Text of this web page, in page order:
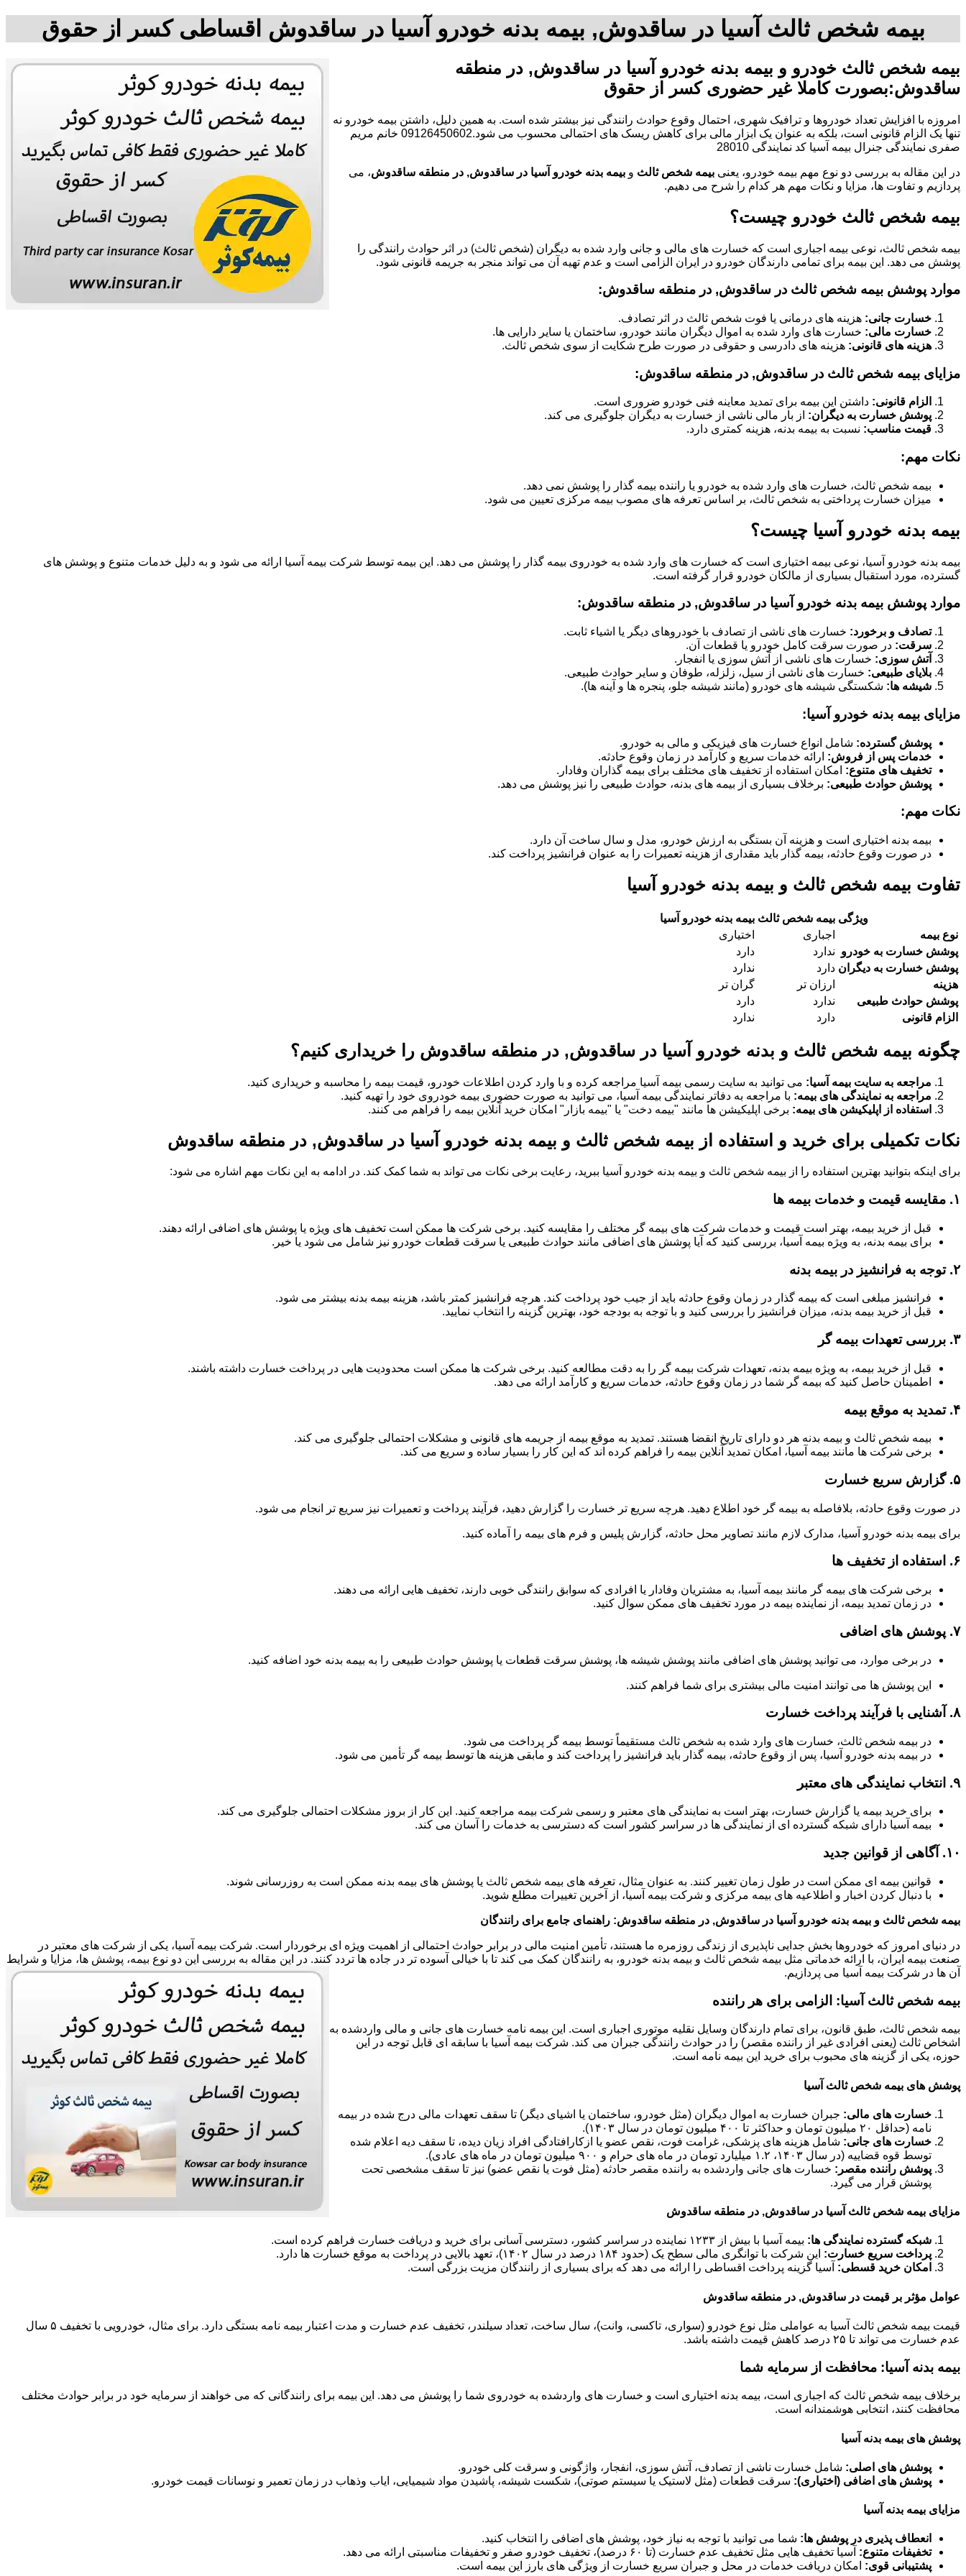
بیمه شخص ثالث آسیا در ساقدوش, بیمه بدنه خودرو آسیا در ساقدوش اقساطی کسر از حقوق
بیمه شخص ثالث خودرو و بیمه بدنه خودرو آسیا در ساقدوش, در منطقه
ساقدوش:بصورت کاملا غیر حضوری کسر از حقوق
امروزه با افزایش تعداد خودروها و ترافیک شهری، احتمال وقوع حوادث رانندگی نیز بیشتر شده است. به همین دلیل، داشتن بیمه خودرو نه
تنها یک الزام قانونی است، بلکه به عنوان یک ابزار مالی برای کاهش ریسک های احتمالی محسوب می شود.09126450602 خانم مریم
صفری نمایندگی جنرال بیمه آسیا کد نمایندگی 28010
در این مقاله به بررسی دو نوع مهم بیمه خودرو، یعنی بیمه شخص ثالث و بیمه بدنه خودرو آسیا در ساقدوش, در منطقه ساقدوش، می
پردازیم و تفاوت ها، مزایا و نکات مهم هر کدام را شرح می دهیم.
بیمه شخص ثالث خودرو چیست؟
بیمه شخص ثالث، نوعی بیمه اجباری است که خسارت های مالی و جانی وارد شده به دیگران (شخص ثالث) در اثر حوادث رانندگی را
پوشش می دهد. این بیمه برای تمامی دارندگان خودرو در ایران الزامی است و عدم تهیه آن می تواند منجر به جریمه قانونی شود.
موارد پوشش بیمه شخص ثالث در ساقدوش, در منطقه ساقدوش:
خسارت جانی: هزینه های درمانی یا فوت شخص ثالث در اثر تصادف.
خسارت مالی: خسارت های وارد شده به اموال دیگران مانند خودرو، ساختمان یا سایر دارایی ها.
هزینه های قانونی: هزینه های دادرسی و حقوقی در صورت طرح شکایت از سوی شخص ثالث.
مزایای بیمه شخص ثالث در ساقدوش, در منطقه ساقدوش:
الزام قانونی: داشتن این بیمه برای تمدید معاینه فنی خودرو ضروری است.
پوشش خسارت به دیگران: از بار مالی ناشی از خسارت به دیگران جلوگیری می کند.
قیمت مناسب: نسبت به بیمه بدنه، هزینه کمتری دارد.
نکات مهم:
بیمه شخص ثالث، خسارت های وارد شده به خودرو یا راننده بیمه گذار را پوشش نمی دهد.
میزان خسارت پرداختی به شخص ثالث، بر اساس تعرفه های مصوب بیمه مرکزی تعیین می شود.
بیمه بدنه خودرو آسیا چیست؟
بیمه بدنه خودرو آسیا، نوعی بیمه اختیاری است که خسارت های وارد شده به خودروی بیمه گذار را پوشش می دهد. این بیمه توسط شرکت بیمه آسیا ارائه می شود و به دلیل خدمات متنوع و پوشش های
گسترده، مورد استقبال بسیاری از مالکان خودرو قرار گرفته است.
موارد پوشش بیمه بدنه خودرو آسیا در ساقدوش, در منطقه ساقدوش:
تصادف و برخورد: خسارت های ناشی از تصادف با خودروهای دیگر یا اشیاء ثابت.
سرقت: در صورت سرقت کامل خودرو یا قطعات آن.
آتش سوزی: خسارت های ناشی از آتش سوزی یا انفجار.
بلایای طبیعی: خسارت های ناشی از سیل، زلزله، طوفان و سایر حوادث طبیعی.
شیشه ها: شکستگی شیشه های خودرو (مانند شیشه جلو، پنجره ها و آینه ها).
مزایای بیمه بدنه خودرو آسیا:
پوشش گسترده: شامل انواع خسارت های فیزیکی و مالی به خودرو.
خدمات پس از فروش: ارائه خدمات سریع و کارآمد در زمان وقوع حادثه.
تخفیف های متنوع: امکان استفاده از تخفیف های مختلف برای بیمه گذاران وفادار.
پوشش حوادث طبیعی: برخلاف بسیاری از بیمه های بدنه، حوادث طبیعی را نیز پوشش می دهد.
نکات مهم:
بیمه بدنه اختیاری است و هزینه آن بستگی به ارزش خودرو، مدل و سال ساخت آن دارد.
در صورت وقوع حادثه، بیمه گذار باید مقداری از هزینه تعمیرات را به عنوان فرانشیز پرداخت کند.
تفاوت بیمه شخص ثالث و بیمه بدنه خودرو آسیا
ویژگی بیمه شخص ثالث بیمه بدنه خودرو آسیا
نوع بیمه
اجباری
اختیاری
پوشش خسارت به خودرو ندارد
دارد
پوشش خسارت به دیگران دارد
ندارد
هزینه
ارزان تر
گران تر
پوشش حوادث طبیعی
ندارد
دارد
الزام قانونی
دارد ندارد
چگونه بیمه شخص ثالث و بدنه خودرو آسیا در ساقدوش, در منطقه ساقدوش را خریداری کنیم؟
مراجعه به سایت بیمه آسیا: می توانید به سایت رسمی بیمه آسیا مراجعه کرده و با وارد کردن اطلاعات خودرو، قیمت بیمه را محاسبه و خریداری کنید.
مراجعه به نمایندگی های بیمه: با مراجعه به دفاتر نمایندگی بیمه آسیا، می توانید به صورت حضوری بیمه خودروی خود را تهیه کنید.
استفاده از اپلیکیشن های بیمه: برخی اپلیکیشن ها مانند "بیمه دخت" یا "بیمه بازار" امکان خرید آنلاین بیمه را فراهم می کنند.
نکات تکمیلی برای خرید و استفاده از بیمه شخص ثالث و بیمه بدنه خودرو آسیا در ساقدوش, در منطقه ساقدوش
برای اینکه بتوانید بهترین استفاده را از بیمه شخص ثالث و بیمه بدنه خودرو آسیا ببرید، رعایت برخی نکات می تواند به شما کمک کند. در ادامه به این نکات مهم اشاره می شود:
۱. مقایسه قیمت و خدمات بیمه ها
قبل از خرید بیمه، بهتر است قیمت و خدمات شرکت های بیمه گر مختلف را مقایسه کنید. برخی شرکت ها ممکن است تخفیف های ویژه یا پوشش های اضافی ارائه دهند.
برای بیمه بدنه، به ویژه بیمه آسیا، بررسی کنید که آیا پوشش های اضافی مانند حوادث طبیعی یا سرقت قطعات خودرو نیز شامل می شود یا خیر.
۲. توجه به فرانشیز در بیمه بدنه
فرانشیز مبلغی است که بیمه گذار در زمان وقوع حادثه باید از جیب خود پرداخت کند. هرچه فرانشیز کمتر باشد، هزینه بیمه بدنه بیشتر می شود.
قبل از خرید بیمه بدنه، میزان فرانشیز را بررسی کنید و با توجه به بودجه خود، بهترین گزینه را انتخاب نمایید.
۳. بررسی تعهدات بیمه گر
قبل از خرید بیمه، به ویژه بیمه بدنه، تعهدات شرکت بیمه گر را به دقت مطالعه کنید. برخی شرکت ها ممکن است محدودیت هایی در پرداخت خسارت داشته باشند.
اطمینان حاصل کنید که بیمه گر شما در زمان وقوع حادثه، خدمات سریع و کارآمد ارائه می دهد.
۴. تمدید به موقع بیمه
بیمه شخص ثالث و بیمه بدنه هر دو دارای تاریخ انقضا هستند. تمدید به موقع بیمه از جریمه های قانونی و مشکلات احتمالی جلوگیری می کند.
برخی شرکت ها مانند بیمه آسیا، امکان تمدید آنلاین بیمه را فراهم کرده اند که این کار را بسیار ساده و سریع می کند.
۵. گزارش سریع خسارت
در صورت وقوع حادثه، بلافاصله به بیمه گر خود اطلاع دهید. هرچه سریع تر خسارت را گزارش دهید، فرآیند پرداخت و تعمیرات نیز سریع تر انجام می شود.
برای بیمه بدنه خودرو آسیا، مدارک لازم مانند تصاویر محل حادثه، گزارش پلیس و فرم های بیمه را آماده کنید.
۶. استفاده از تخفیف ها
برخی شرکت های بیمه گر مانند بیمه آسیا، به مشتریان وفادار یا افرادی که سوابق رانندگی خوبی دارند، تخفیف هایی ارائه می دهند.
در زمان تمدید بیمه، از نماینده بیمه در مورد تخفیف های ممکن سوال کنید.
۷. پوشش های اضافی
در برخی موارد، می توانید پوشش های اضافی مانند پوشش شیشه ها، پوشش سرقت قطعات یا پوشش حوادث طبیعی را به بیمه بدنه خود اضافه کنید.
این پوشش ها می توانند امنیت مالی بیشتری برای شما فراهم کنند.
۸. آشنایی با فرآیند پرداخت خسارت
در بیمه شخص ثالث، خسارت های وارد شده به شخص ثالث مستقیماً توسط بیمه گر پرداخت می شود.
در بیمه بدنه خودرو آسیا، پس از وقوع حادثه، بیمه گذار باید فرانشیز را پرداخت کند و مابقی هزینه ها توسط بیمه گر تأمین می شود.
۹. انتخاب نمایندگی های معتبر
برای خرید بیمه یا گزارش خسارت، بهتر است به نمایندگی های معتبر و رسمی شرکت بیمه مراجعه کنید. این کار از بروز مشکلات احتمالی جلوگیری می کند.
بیمه آسیا دارای شبکه گسترده ای از نمایندگی ها در سراسر کشور است که دسترسی به خدمات را آسان می کند.
۱۰. آگاهی از قوانین جدید
قوانین بیمه ای ممکن است در طول زمان تغییر کنند. به عنوان مثال، تعرفه های بیمه شخص ثالث یا پوشش های بیمه بدنه ممکن است به روزرسانی شوند.
با دنبال کردن اخبار و اطلاعیه های بیمه مرکزی و شرکت بیمه آسیا، از آخرین تغییرات مطلع شوید.
بیمه شخص ثالث و بیمه بدنه خودرو آسیا در ساقدوش, در منطقه ساقدوش: راهنمای جامع برای رانندگان
در دنیای امروز که خودروها بخش جدایی ناپذیری از زندگی روزمره ما هستند، تأمین امنیت مالی در برابر حوادث احتمالی از اهمیت ویژه ای برخوردار است. شرکت بیمه آسیا، یکی از شرکت های معتبر در
صنعت بیمه ایران، با ارائه خدماتی مثل بیمه شخص ثالث و بیمه بدنه خودرو، به رانندگان کمک می کند تا با خیالی آسوده تر در جاده ها تردد کنند. در این مقاله به بررسی این دو نوع بیمه، پوشش ها، مزایا و شرایط
آن ها در شرکت بیمه آسیا می پردازیم.
بیمه شخص ثالث آسیا: الزامی برای هر راننده
بیمه شخص ثالث، طبق قانون، برای تمام دارندگان وسایل نقلیه موتوری اجباری است. این بیمه نامه خسارت های جانی و مالی واردشده به
اشخاص ثالث (یعنی افرادی غیر از راننده مقصر) را در حوادث رانندگی جبران می کند. شرکت بیمه آسیا با سابقه ای قابل توجه در این
حوزه، یکی از گزینه های محبوب برای خرید این بیمه نامه است.
پوشش های بیمه شخص ثالث آسیا
خسارت های مالی: جبران خسارت به اموال دیگران (مثل خودرو، ساختمان یا اشیای دیگر) تا سقف تعهدات مالی درج شده در بیمه
نامه (حداقل ۲۰ میلیون تومان و حداکثر تا ۴۰۰ میلیون تومان در سال ۱۴۰۳).
خسارت های جانی: شامل هزینه های پزشکی، غرامت فوت، نقص عضو یا ازکارافتادگی افراد زیان دیده، تا سقف دیه اعلام شده
توسط قوه قضاییه (در سال ۱۴۰۳، ۱.۲ میلیارد تومان در ماه های حرام و ۹۰۰ میلیون تومان در ماه های عادی).
پوشش راننده مقصر: خسارت های جانی واردشده به راننده مقصر حادثه (مثل فوت یا نقص عضو) نیز تا سقف مشخصی تحت
پوشش قرار می گیرد.
مزایای بیمه شخص ثالث آسیا در ساقدوش, در منطقه ساقدوش
شبکه گسترده نمایندگی ها: بیمه آسیا با بیش از ۱۲۳۳ نماینده در سراسر کشور، دسترسی آسانی برای خرید و دریافت خسارت فراهم کرده است.
پرداخت سریع خسارت: این شرکت با توانگری مالی سطح یک (حدود ۱۸۴ درصد در سال ۱۴۰۲)، تعهد بالایی در پرداخت به موقع خسارت ها دارد.
امکان خرید قسطی: آسیا گزینه پرداخت اقساطی را ارائه می دهد که برای بسیاری از رانندگان مزیت بزرگی است.
عوامل مؤثر بر قیمت در ساقدوش, در منطقه ساقدوش
قیمت بیمه شخص ثالث آسیا به عواملی مثل نوع خودرو (سواری، تاکسی، وانت)، سال ساخت، تعداد سیلندر، تخفیف عدم خسارت و مدت اعتبار بیمه نامه بستگی دارد. برای مثال، خودرویی با تخفیف ۵ سال
عدم خسارت می تواند تا ۲۵ درصد کاهش قیمت داشته باشد.
بیمه بدنه آسیا: محافظت از سرمایه شما
برخلاف بیمه شخص ثالث که اجباری است، بیمه بدنه اختیاری است و خسارت های واردشده به خودروی شما را پوشش می دهد. این بیمه برای رانندگانی که می خواهند از سرمایه خود در برابر حوادث مختلف
محافظت کنند، انتخابی هوشمندانه است.
پوشش های بیمه بدنه آسیا
پوشش های اصلی: شامل خسارت ناشی از تصادف، آتش سوزی، انفجار، واژگونی و سرقت کلی خودرو.
پوشش های اضافی (اختیاری): سرقت قطعات (مثل لاستیک یا سیستم صوتی)، شکست شیشه، پاشیدن مواد شیمیایی، ایاب وذهاب در زمان تعمیر و نوسانات قیمت خودرو.
مزایای بیمه بدنه آسیا
انعطاف پذیری در پوشش ها: شما می توانید با توجه به نیاز خود، پوشش های اضافی را انتخاب کنید.
تخفیفات متنوع: آسیا تخفیف هایی مثل تخفیف عدم خسارت (تا ۶۰ درصد)، تخفیف خودرو صفر و تخفیفات مناسبتی ارائه می دهد.
پشتیبانی قوی: امکان دریافت خدمات در محل و جبران سریع خسارت از ویژگی های بارز این بیمه است.